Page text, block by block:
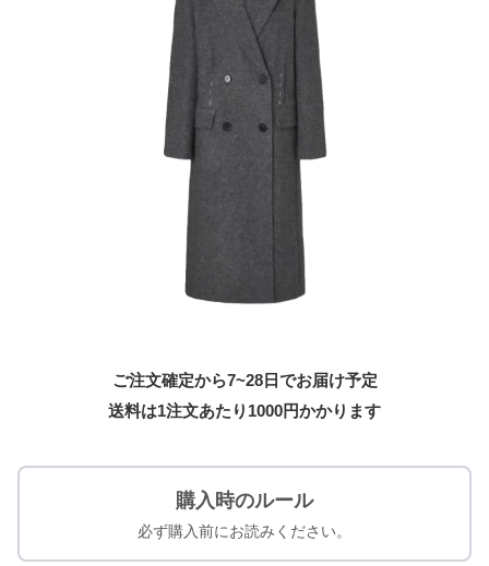
ご注文確定から7~28日でお届け予定
送料は1注文あたり 1000円かかります
購入時のルール
必ず購入前にお読みください。